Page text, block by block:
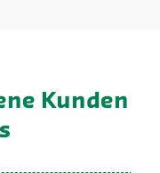
Kunden